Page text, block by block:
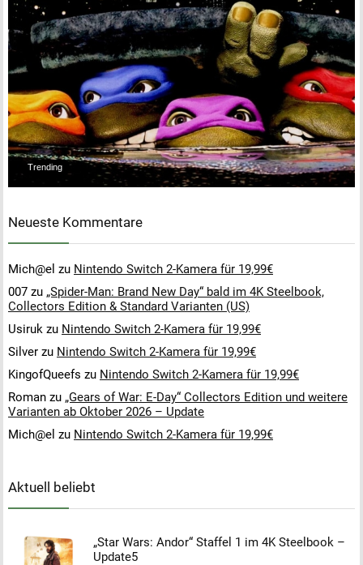
Trending
Neueste Kommentare
Mich@el zu Nintendo Switch 2-Kamera für 19,99€
007 zu „Spider-Man: Brand New Day“ bald im 4K Steelbook,
Collectors Edition & Standard Varianten (US)
Usiruk zu Nintendo Switch 2-Kamera für 19,99€
Silver zu Nintendo Switch 2-Kamera für 19,99€
KingofQueefs zu Nintendo Switch 2-Kamera für 19,99€
Roman zu „Gears of War: E-Day“ Collectors Edition und weitere
Varianten ab Oktober 2026 – Update
Mich@el zu Nintendo Switch 2-Kamera für 19,99€
Aktuell beliebt
„Star Wars: Andor“ Staffel 1 im 4K Steelbook –
Update5